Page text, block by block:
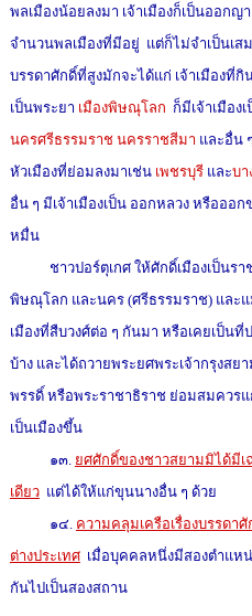
พลเมืองน้อยลงมา เจ้าเมืองก็เป็นออก
จำนวนพลเมืองที่มีอยู่ แต่ก็ไม่จำเป็นเส
บรรดาศักดิ์ที่สูงมักจะได้แก่ เจ้าเมืองที่กิ
เป็นพระยา เมืองพิษณุโลก ก็มีเจ้าเมือง
นครศรีธรรมราช นครราชสีมา และอื่น
หัวเมืองที่ย่อมลงมาเช่นเพชรบุรี และบา
อื่น ๆ มีเจ้าเมืองเป็น ออกหลวง หรือออ
หมื่น
ชาวปอร์ตุเกศ ให้ศักดิ์เมืองเป็นรา
พิษณุโลก และนคร (ศรีธรรมราช) และแ
เมืองที่สืบวงศ์ต่อ ๆ กันมา หรือเคยเป็น
บ้าง และได้ถวายพระยศพระเจ้ากรุงสยา
พรรดิ์ หรือพระราชาธิราช ย่อมสมคว
เป็นเมืองขึ้น
๑๓. ยศศักดิ์ของชาวสยามมิได้มีเ
เดียว แต่ได้ให้แก่ขุนนางอื่น ๆ ด้วย
๑๔. ความคลุมเครือเรื่องบรรดา
ต่างประเทศเมื่อบุคคลหนึ่งมีสองตำแห
กันไปเป็นสองสถาน